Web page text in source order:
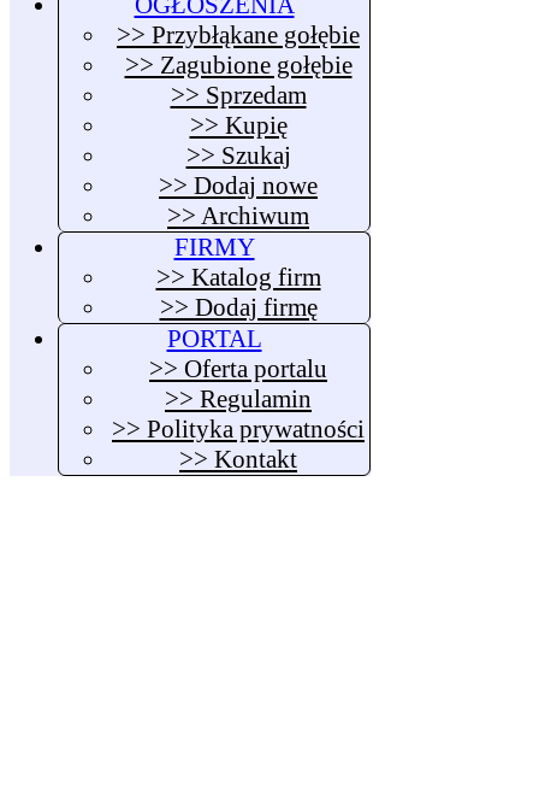
>> Przybłąkane gołębie
>> Zagubione gołębie
>> Sprzedam
>> Kupię
>> Szukaj
>> Dodaj nowe
>> Archiwum
FIRMY
>> Katalog firm
>> Dodaj firmę
PORTAL
>> Oferta portalu
>> Regulamin
>> Polityka prywatności
>> Kontakt